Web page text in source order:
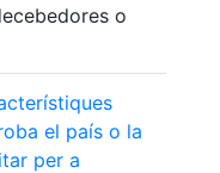
o
el país o la
per a